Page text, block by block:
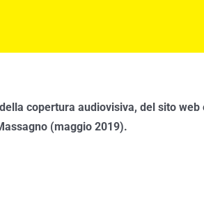
copertura audiovisiva, del sito web
(maggio 2019).